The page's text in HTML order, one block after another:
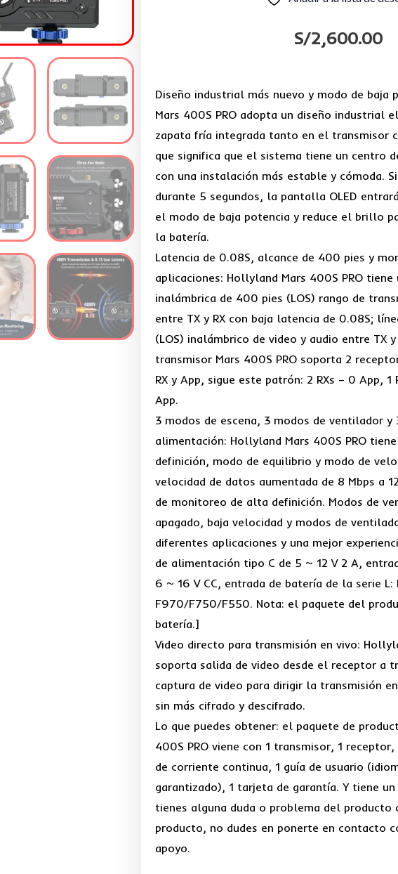
S/2,600.00
Diseño industrial más nuevo y modo de baja
Mars 400S PRO adopta un diseño industrial
zapata fría integrada tanto en el transmisor
que significa que el sistema tiene un centro
con una instalación más estable y cómoda.
durante 5 segundos, la pantalla OLED
el modo de baja potencia y reduce el brillo
la batería.
Latencia de 0.08S, alcance de 400 pies y
aplicaciones: Hollyland Mars 400S PRO tiene
inalámbrica de 400 pies (LOS) rango de
entre TX y RX con baja latencia de 0.08S;
(LOS) inalámbrico de video y audio entre TX
transmisor Mars 400S PRO soporta 2
RX y App, sigue este patrón: 2 RXs – 0 App, 1
App.
3 modos de escena, 3 modos de ventilador y
alimentación: Hollyland Mars 400S PRO
definición, modo de equilibrio y modo de
velocidad de datos aumentada de 8 Mbps a
de monitoreo de alta definición. Modos de
apagado, baja velocidad y modos de
diferentes aplicaciones y una mejor
de alimentación tipo C de 5 ~ 12 V 2 A,
6 ~ 16 V CC, entrada de batería de la serie L:
F970/F750/F550. Nota: el paquete del
batería.]
Video directo para transmisión en vivo:
soporta salida de video desde el receptor a
captura de video para dirigir la transmisión en
sin más cifrado y descifrado.
Lo que puedes obtener: el paquete de
400S PRO viene con 1 transmisor, 1
de corriente continua, 1 guía de usuario
garantizado), 1 tarjeta de garantía. Y tiene
tienes alguna duda o problema del producto
producto, no dudes en ponerte en contacto
apoyo.